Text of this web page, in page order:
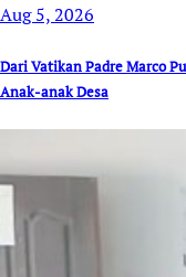
Aug 5, 2026
Dari Vatikan Padre Marco
Anak-anak Desa